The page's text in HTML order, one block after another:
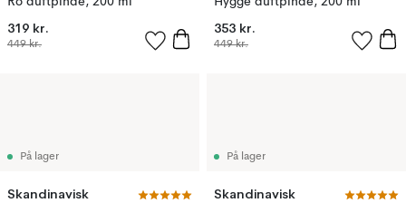
319 kr.
449 kr.
353 kr.
449 kr.
På lager
Skandinavisk
På lager
Skandinavisk